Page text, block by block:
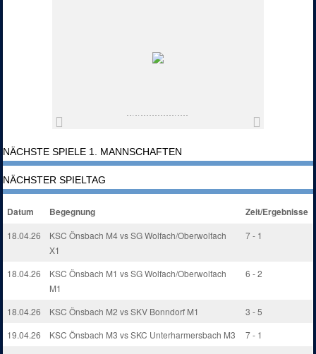
NÄCHSTE SPIELE 1. MANNSCHAFTEN
NÄCHSTER SPIELTAG
Datum Begegnung Zeit/Ergebnisse
18.04.26
KSC Önsbach M4 vs SG Wolfach/Oberwolfach
X1
7 - 1
18.04.26
KSC Önsbach M1 vs SG Wolfach/Oberwolfach
M1
6 - 2
18.04.26 KSC Önsbach M2 vs SKV Bonndorf M1
3 - 5
19.04.26
KSC Önsbach M3 vs SKC Unterharmersbach M3
7 - 1